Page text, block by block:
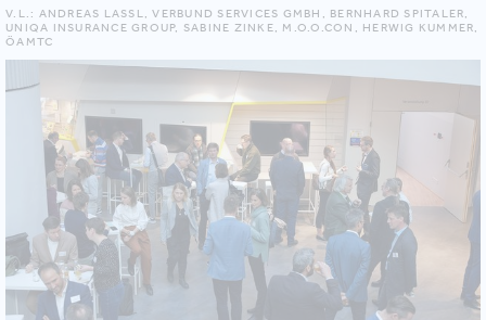
V.L.: ANDREAS LASSL, VERBUND SERVICES GMBH, BERNHARD SPITALER,
UNIQA INSURANCE GROUP, SABINE ZINKE, M.O.O.CON, HERWIG KUMMER,
ÖAMTC